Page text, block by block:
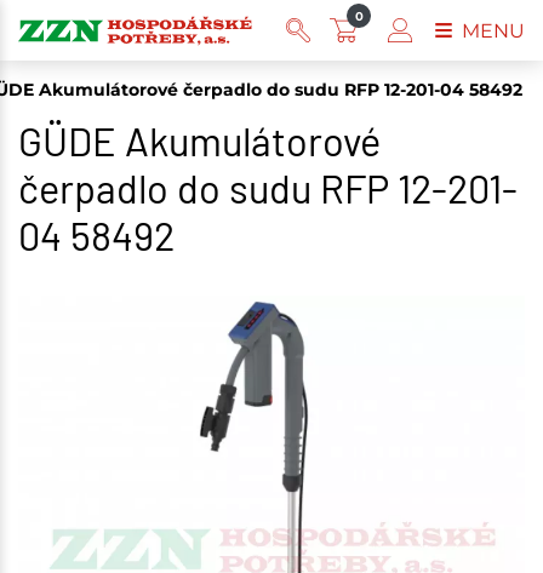
Akumulátorové čerpadlo do sudu RFP 12-201-04 58492
GÜDE Akumulátorové
čerpadlo do sudu RFP 12-201-
04 58492
0
MENU